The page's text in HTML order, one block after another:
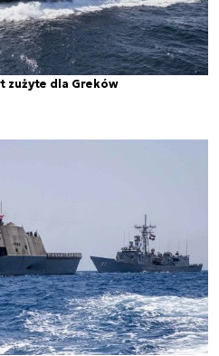
zużyte dla Greków